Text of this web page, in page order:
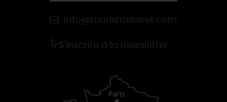
info@tourismeloiret.com
S'inscrire à la newsletter